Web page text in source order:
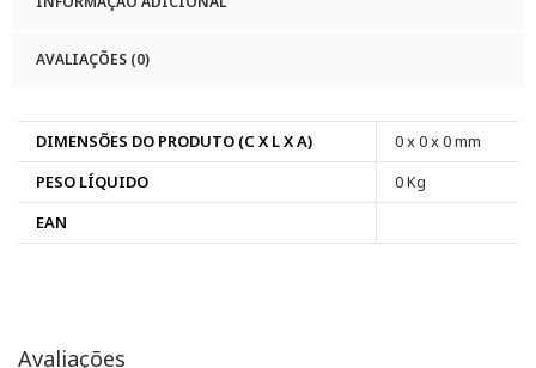
AVALIAÇÕES (0)
DIMENSÕES DO PRODUTO (C X L X A)
0 x 0 x 0 mm
PESO LÍQUIDO
0 Kg
EAN
Avaliações